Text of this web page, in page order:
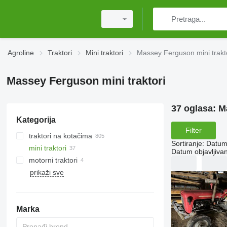
Agroline Traktori Mini traktori Massey Ferguson mini
Massey Ferguson mini traktori
Kategorija
traktori na kotačima
mini traktori
motorni traktori
prikaži sve
Marka
37 oglasa:
Filter
Sortiranje:
Datum